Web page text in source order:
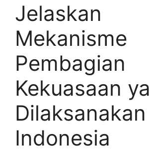
Jelaskan
Mekanisme
Pembagian
Kekuasaan
Indonesia